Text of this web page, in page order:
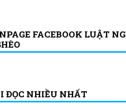
FACEBOOK LUẬT
ĐỌC NHIỀU NHẤT